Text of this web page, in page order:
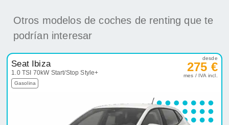
Otros modelos de coches de renting que te
podrían interesar
Seat Ibiza
1.0 TSI 70kW Start/Stop Style+
Gasolina
desde
275 €
mes / IVA incl.